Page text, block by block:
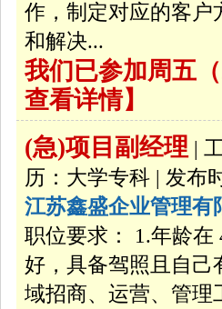
作，制定对应的客户
和解决...
我们已参加周五
查看详情】
(急)项目副经理 |
历：大学专科 | 发布
江苏鑫盛企业管理有
职位要求： 1.年龄
好，具备驾照且自己
域招商、运营、管理